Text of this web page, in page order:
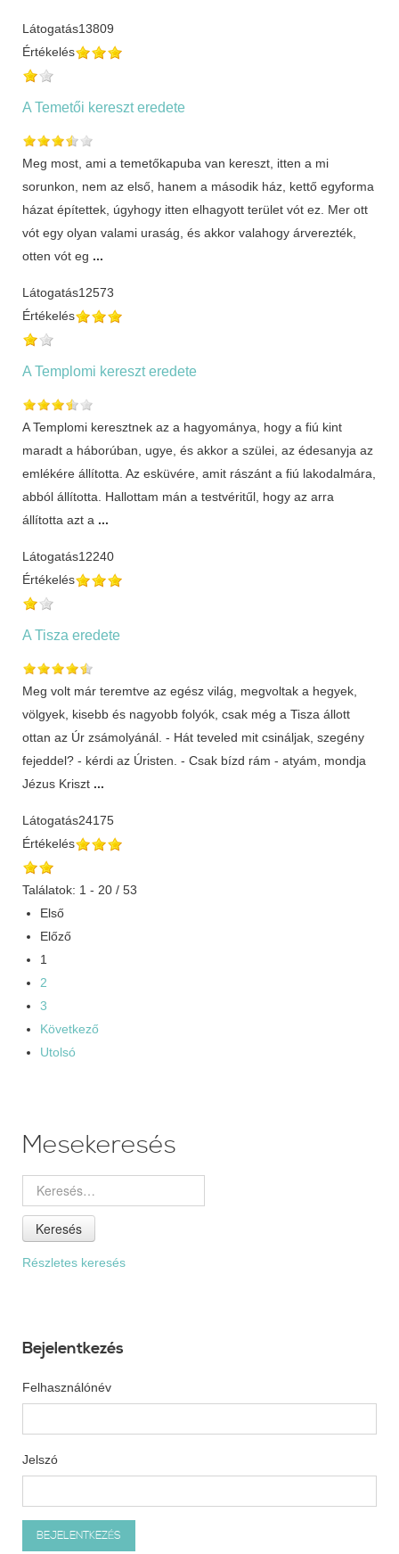
Látogatás13809
Értékelés
A Temetői kereszt eredete
Meg most, ami a temetőkapuba van kereszt, itten a mi
sorunkon, nem az első, hanem a második ház, kettő egyforma
házat építettek, úgyhogy itten elhagyott terület vót ez. Mer ott
vót egy olyan valami uraság, és akkor valahogy árverezték,
otten vót eg ...
Látogatás12573
Értékelés
A Templomi kereszt eredete
A Templomi keresztnek az a hagyománya, hogy a fiú kint
maradt a háborúban, ugye, és akkor a szülei, az édesanyja az
emlékére állította. Az esküvére, amit rászánt a fiú lakodalmára,
abból állította. Hallottam mán a testvéritűl, hogy az arra
állította azt a ...
Látogatás12240
Értékelés
A Tisza eredete
Meg volt már teremtve az egész világ, megvoltak a hegyek,
völgyek, kisebb és nagyobb folyók, csak még a Tisza állott
ottan az Úr zsámolyánál. - Hát teveled mit csináljak, szegény
fejeddel? - kérdi az Úristen. - Csak bízd rám - atyám, mondja
Jézus Kriszt ...
Látogatás24175
Értékelés
Találatok: 1 - 20 / 53
Első
Előző
1
2
3
Következő
Utolsó
Mesekeresés
Keresés
Részletes keresés
Bejelentkezés
Felhasználónév
Jelszó